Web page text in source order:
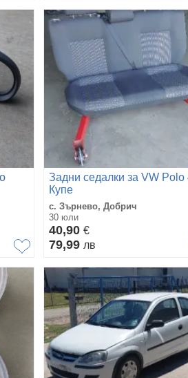
Задни седалки за VW Polo
Купе
с. Зърнево, Добрич
30 юли
40,90 €
79,99 лв